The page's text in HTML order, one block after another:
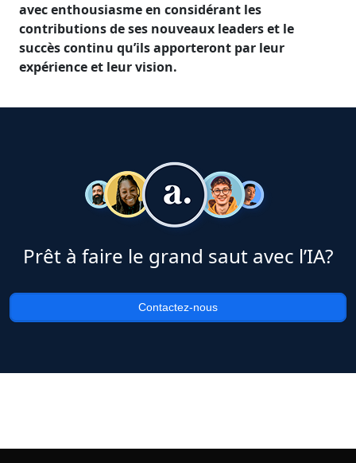
avec enthousiasme en considérant les
contributions de ses nouveaux leaders et le
succès continu qu’ils apporteront par leur
expérience et leur vision.
Prêt à faire le grand saut avec l’IA?
Contactez-nous